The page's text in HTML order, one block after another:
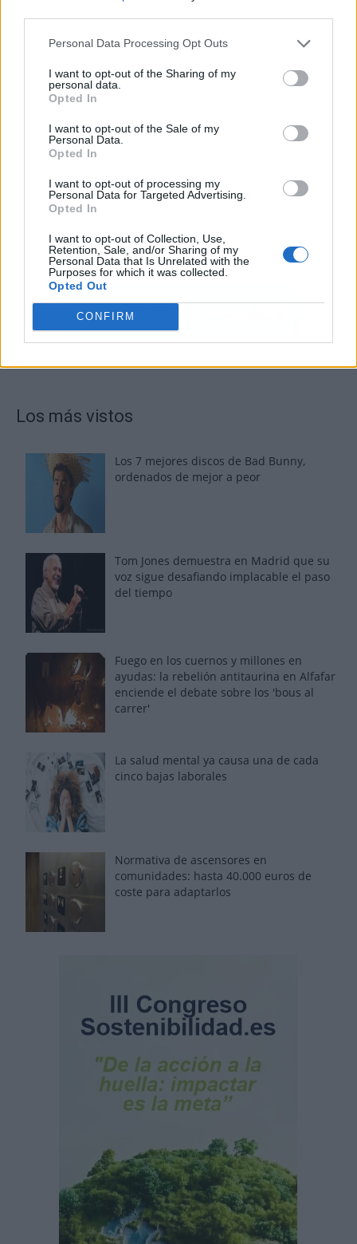
Personal Data Processing Opt Outs
I want to opt-out of the Sharing of my
personal data.
Opted In
I want to opt-out of the Sale of my
Personal Data.
Opted In
I want to opt-out of processing my
Personal Data for Targeted Advertising.
Opted In
I want to opt-out of Collection, Use,
Retention, Sale, and/or Sharing of my
Personal Data that Is Unrelated with the
Purposes for which it was collected.
Opted Out
CONFIRM
Los más vistos
Los 7 mejores discos de Bad Bunny,
ordenados de mejor a peor
Tom Jones demuestra en Madrid que su
voz sigue desafiando implacable el paso
del tiempo
Fuego en los cuernos y millones en
ayudas: la rebelión antitaurina en Alfafar
enciende el debate sobre los 'bous al
carrer'
La salud mental ya causa una de cada
cinco bajas laborales
Normativa de ascensores en
comunidades: hasta 40.000 euros de
coste para adaptarlos